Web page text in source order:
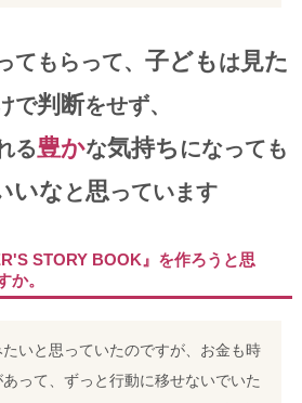
てもらって、 子どもは見た
で判断をせず、
る豊かな気持ち になっても
いなと思っています
STORY BOOK』を作ろうと思
か。
いと思っていたのですが、お金も時
って、ずっと行動に移せないでいた